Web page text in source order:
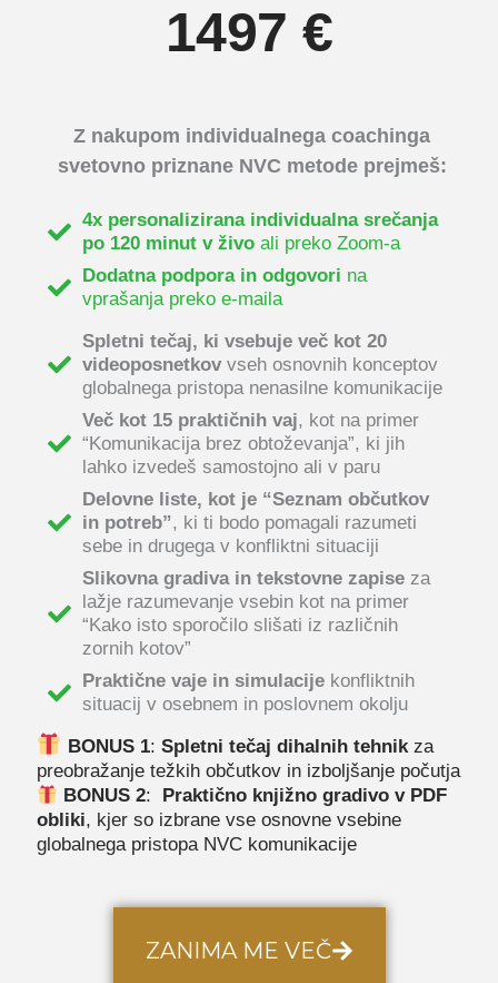
1497 €
Z nakupom individualnega coachinga
svetovno priznane NVC metode prejmeš:
4x personalizirana individualna srečanja
po 120 minut v živoali preko Zoom-a
Dodatna podpora in odgovori na
vprašanja preko e-maila
Spletni tečaj, ki vsebuje več kot 20
videoposnetkov vseh osnovnih konceptov
globalnega pristopa nenasilne komunikacije
Več kot 15 praktičnih vaj, kot na primer
“Komunikacija brez obtoževanja”, ki jih
lahko izvedeš samostojno ali v paru
Delovne liste, kot je “Seznam občutkov
in potreb”, ki ti bodo pomagali razumeti
sebe in drugega v konfliktni situaciji
Slikovna gradiva in tekstovne zapiseza
lažje razumevanje vsebin kot na primer
“Kako isto sporočilo slišati iz različnih
zornih kotov”
Praktične vaje in simulacije konfliktnih
situacij v osebnem in poslovnem okolju
BONUS 1: Spletni tečaj dihalnih tehnikza
preobražanje težkih občutkov in izboljšanje počutja
BONUS 2:
Praktično knjižno gradivo v PDF
obliki, kjer so izbrane vse osnovne vsebine
globalnega pristopa NVC komunikacije
ZANIMA ME VEČ